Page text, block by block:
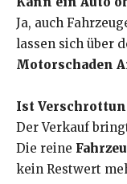
Ja, auch
lassen sich über
Motorschaden
Ist
Der Verkauf
Die reine
kein Restwert